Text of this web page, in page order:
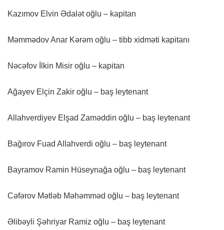
Kazımov Elvin Ədalət oğlu – kapitan
Məmmədov Anar Kərəm oğlu – tibb xidməti kapitanı
Nəcəfov İlkin Misir oğlu – kapitan
Ağayev Elçin Zakir oğlu – baş leytenant
Allahverdiyev Elşad Zaməddin oğlu – baş leytenant
Bağırov Fuad Allahverdi oğlu – baş leytenant
Bayramov Ramin Hüseynağa oğlu – baş leytenant
Cəfərov Mətləb Məhəmməd oğlu – baş leytenant
Əlibəyli Şəhriyar Ramiz oğlu – baş leytenant